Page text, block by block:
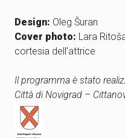
Design: Oleg Šuran
Cover photo: Lara
cortesia dell’attrice
Il programma è stato
Città di Novigrad –